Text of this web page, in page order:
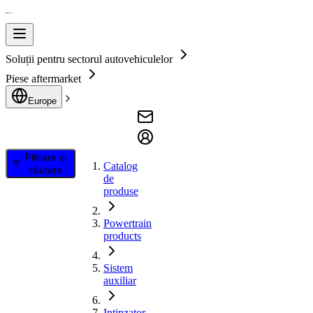
Soluții pentru sectorul autovehiculelor
Piese aftermarket
Europe
Filtrare și
căutare
Catalog
de
produse
Powertrain
products
Sistem
auxiliar